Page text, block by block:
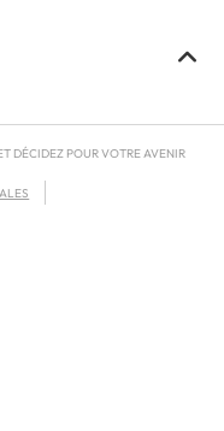
DÉCIDEZ POUR VOTRE AVENIR